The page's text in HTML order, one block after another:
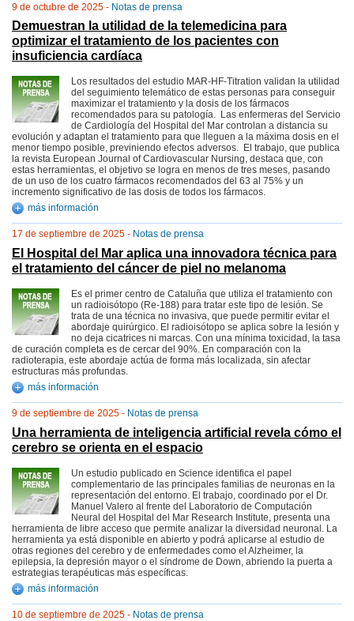
9 de octubre de 2025 - Notas de prensa
Demuestran la utilidad de la telemedicina para
optimizar el tratamiento de los pacientes con
insuficiencia cardíaca
Los resultados del estudio MAR-HF-Titration validan la utilidad
del seguimiento telemático de estas personas para conseguir
maximizar el tratamiento y la dosis de los fármacos
recomendados para su patología. Las enfermeras del Servicio
de Cardiología del Hospital del Mar controlan a distancia su
evolución y adaptan el tratamiento para que lleguen a la máxima dosis en el
menor tiempo posible, previniendo efectos adversos. El trabajo, que publica
la revista European Journal of Cardiovascular Nursing, destaca que, con
estas herramientas, el objetivo se logra en menos de tres meses, pasando
de un uso de los cuatro fármacos recomendados del 63 al 75% y un
incremento significativo de las dosis de todos los fármacos.
más información
17 de septiembre de 2025 - Notas de prensa
El Hospital del Mar aplica una innovadora técnica para
el tratamiento del cáncer de piel no melanoma
Es el primer centro de Cataluña que utiliza el tratamiento con
un radioisótopo (Re-188) para tratar este tipo de lesión. Se
trata de una técnica no invasiva, que puede permitir evitar el
abordaje quirúrgico. El radioisótopo se aplica sobre la lesión y
no deja cicatrices ni marcas. Con una mínima toxicidad, la tasa
de curación completa es de cercar del 90%. En comparación con la
radioterapia, este abordaje actúa de forma más localizada, sin afectar
estructuras más profundas.
más información
9 de septiembre de 2025 - Notas de prensa
Una herramienta de inteligencia artificial revela cómo el
cerebro se orienta en el espacio
Un estudio publicado en Science identifica el papel
complementario de las principales familias de neuronas en la
representación del entorno. El trabajo, coordinado por el Dr.
Manuel Valero al frente del Laboratorio de Computación
Neural del Hospital del Mar Research Institute, presenta una
herramienta de libre acceso que permite analizar la diversidad neuronal. La
herramienta ya está disponible en abierto y podrá aplicarse al estudio de
otras regiones del cerebro y de enfermedades como el Alzheimer, la
epilepsia, la depresión mayor o el síndrome de Down, abriendo la puerta a
estrategias terapéuticas más específicas.
más información
10 de septiembre de 2025 - Notas de prensa